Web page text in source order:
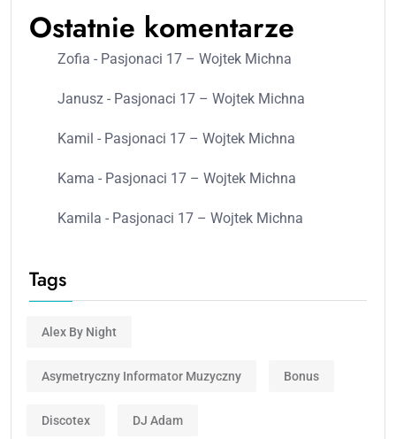
Ostatnie komentarze
Zofia - Pasjonaci 17 – Wojtek Michna
Janusz - Pasjonaci 17 – Wojtek Michna
Kamil - Pasjonaci 17 – Wojtek Michna
Kama - Pasjonaci 17 – Wojtek Michna
Kamila - Pasjonaci 17 – Wojtek Michna
Tags
Alex By Night
Asymetryczny Informator Muzyczny Bonus
Discotex DJ Adam